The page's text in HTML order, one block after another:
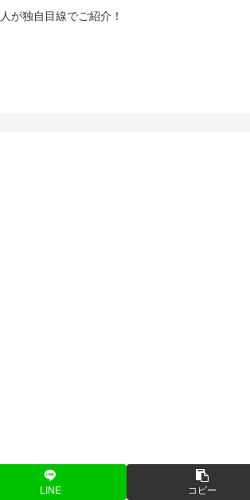
が独自目線でご紹介！
LINE コピー